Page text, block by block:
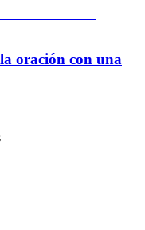
oración con una